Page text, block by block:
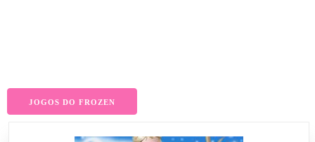
JOGOS DO FROZEN